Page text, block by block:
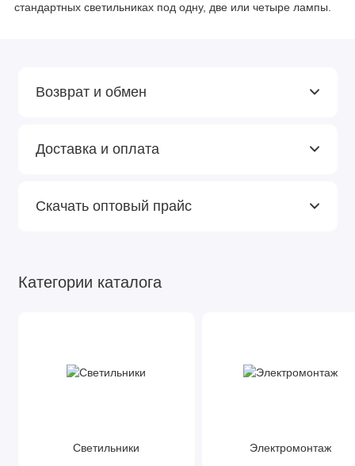
стандартных светильниках под одну, две или четыре лампы.
Возврат и обмен
Доставка и оплата
Скачать оптовый прайс
Категории каталога
Светильники Электромонтаж